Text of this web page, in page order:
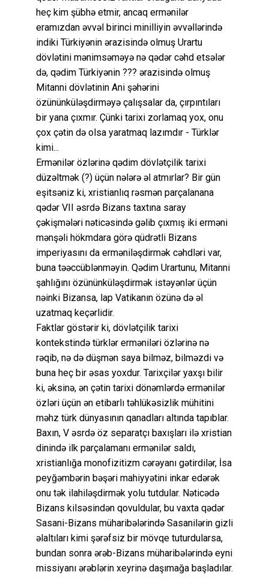
heç kim şübhə etmir, ancaq ermənilər
eramızdan əvvəl birinci minilliyin əvvəllərində
indiki Türkiyənin ərazisində olmuş Urartu
dövlətini mənimsəməyə nə qədər cəhd etsələr
də, qədim Türkiyənin ??? ərazisində olmuş
Mitanni dövlətinin Ani şəhərini
özününküləşdirməyə çalışsalar da, çırpıntıları
bir yana çıxmır. Çünki tarixi zorlamaq yox, onu
çox çətin də olsa yaratmaq lazımdır - Türklər
kimi...
Ermənilər özlərinə qədim dövlətçilik tarixi
düzəltmək (?) üçün nələrə əl atmırlar? Bir gün
eşitsəniz ki, xristianlıq rəsmən parçalanana
qədər VII əsrdə Bizans taxtına saray
çəkişmələri nəticəsində gəlib çıxmış iki erməni
mənşəli hökmdara görə qüdrətli Bizans
imperiyasını da erməniləşdirmək cəhdləri var,
buna təəccüblənməyin. Qədim Urartunu, Mitanni
şahlığını özününküləşdirmək istəyənlər üçün
nəinki Bizansa, lap Vatikanın özünə də əl
uzatmaq keçərlidir.
Faktlar göstərir ki, dövlətçilik tarixi
kontekstində türklər erməniləri özlərinə nə
rəqib, nə də düşmən saya bilməz, bilməzdi və
buna heç bir əsas yoxdur. Tarixçilər yaxşı bilir
ki, əksinə, ən çətin tarixi dönəmlərdə ermənilər
özləri üçün ən etibarlı təhlükəsizlik mühitini
məhz türk dünyasının qanadları altında tapıblar.
Baxın, V əsrdə öz separatçı baxışları ilə xristian
dinində ilk parçalamanı ermənilər saldı,
xristianlığa monofizitizm cərəyanı gətirdilər, İsa
peyğəmbərin bəşəri mahiyyətini inkar edərək
onu tək ilahiləşdirmək yolu tutdular. Nəticədə
Bizans kilsəsindən qovuldular, bu vaxta qədər
Sasani-Bizans müharibələrində Sasanilərin gizli
əlaltıları kimi şərəfsiz bir mövqe tuturdularsa,
bundan sonra ərəb-Bizans müharibələrində eyni
missiyanı ərəblərin xeyrinə daşımağa başladılar.